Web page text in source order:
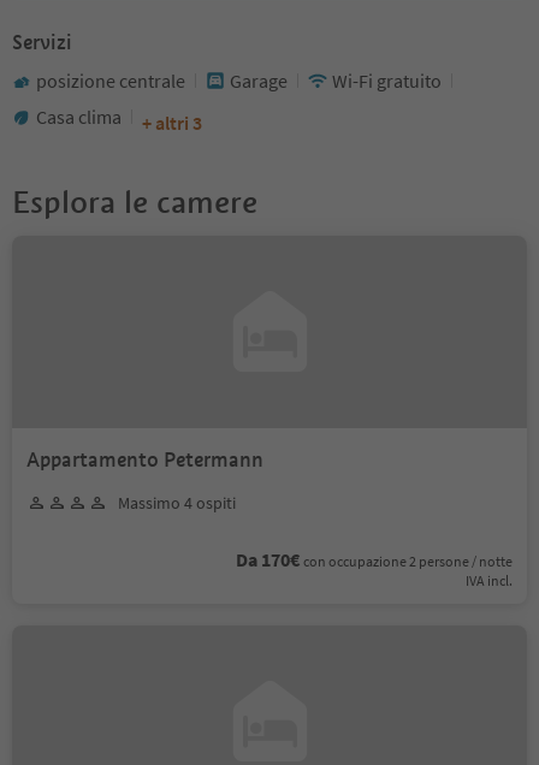
Servizi
posizione centrale Garage
Wi-Fi gratuito
Casa clima
+ altri 3
Esplora le camere
Appartamento Petermann
Massimo 4 ospiti
Da 170€ con occupazione 2 persone / notte
IVA incl.